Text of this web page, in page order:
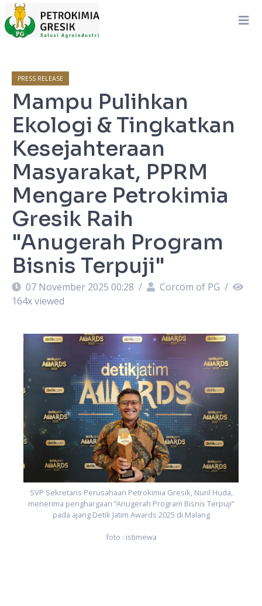
PRESS RELEASE
Mampu Pulihkan
Ekologi & Tingkatkan
Kesejahteraan
Masyarakat, PPRM
Mengare Petrokimia
Gresik Raih
"Anugerah Program
Bisnis Terpuji"
07 November 2025 00:28 / Corcom of PG /
164x viewed
SVP Sekretaris Perusahaan Petrokimia Gresik, Nuril Huda,
menerima penghargaan “Anugerah Program Bisnis Terpuji”
pada ajang Detik Jatim Awards 2025 di Malang
foto : istimewa